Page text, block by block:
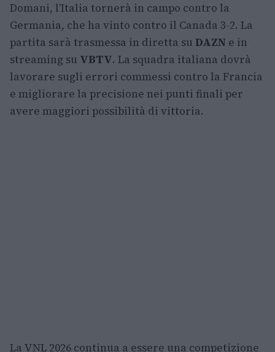
Domani, l’Italia tornerà in campo contro la
Germania, che ha vinto contro il Canada 3-2. La
partita sarà trasmessa in diretta su DAZN e in
streaming su VBTV. La squadra italiana dovrà
lavorare sugli errori commessi contro la Francia
e migliorare la precisione nei punti finali per
avere maggiori possibilità di vittoria.
La VNL 2026 continua a essere una competizione